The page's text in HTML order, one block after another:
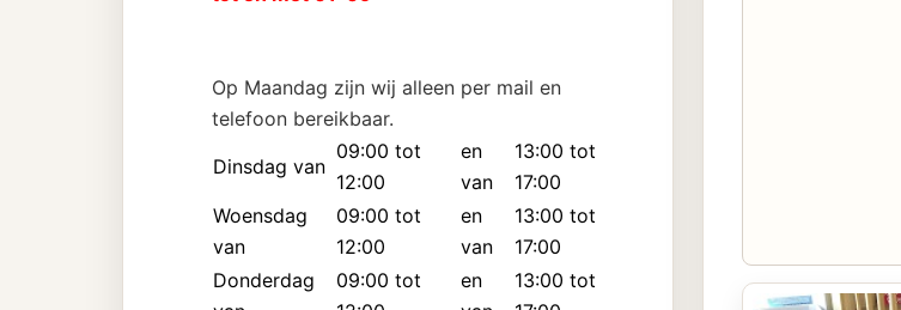
Op Maandag zijn wij alleen per mail en
telefoon bereikbaar.
Dinsdag van
09:00 tot
12:00
en
van
13:00 tot
17:00
Woensdag
van
09:00 tot
12:00
en
van
13:00 tot
17:00
Donderdag
09:00 tot
en
13:00 tot